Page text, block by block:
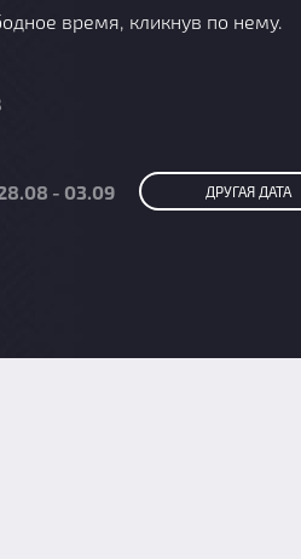
время, кликнув по нему.
- 03.09 ДРУГАЯ ДАТА